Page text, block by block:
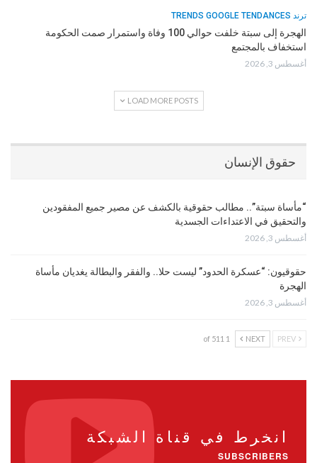
ترند TRENDS GOOGLE TENDANCES
الهجرة إلى سبتة خلفت حوالي 100 وفاة واستمرار صمت الحكومة
استخفاف بالمجتمع
أغسطس 3, 2026
LOAD MORE POSTS
حقوق الإنسان
“مأساة سبتة”.. مطالب حقوقية بالكشف عن مصير جميع المفقودين
والتحقيق في الاعتداءات الجسدية
أغسطس 3, 2026
حقوقيون: “عسكرة الحدود” ليست حلا.. والفقر والبطالة يغديان مأساة
الهجرة
أغسطس 3, 2026
NEXT
1 of 511
انخرط في قناة الشبكة
SUBSCRIBERS